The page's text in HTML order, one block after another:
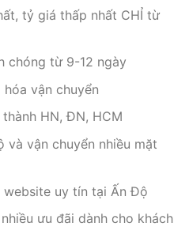
tỷ giá thấp nhất CHỈ từ
chóng từ 9-12 ngày
vận chuyển
HN, ĐN, HCM
và vận chuyển nhiều mặt
website uy tín tại Ấn Độ
ưu đãi dành cho khách